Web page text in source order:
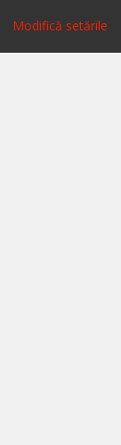
Modifică setările